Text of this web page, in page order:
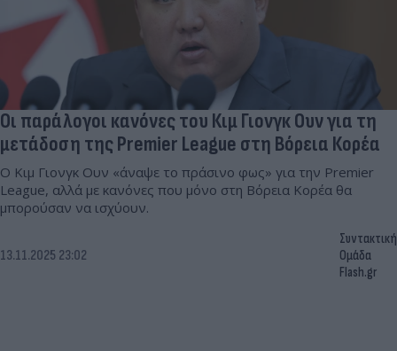
Οι παράλογοι κανόνες του Κιμ Γιονγκ Ουν για τη
μετάδοση της Premier League στη Βόρεια Κορέα
Ο Κιμ Γιονγκ Ουν «άναψε το πράσινο φως» για την Premier
League, αλλά με κανόνες που μόνο στη Βόρεια Κορέα θα
μπορούσαν να ισχύουν.
13.11.2025 23:02
Συντακτική
Ομάδα
Flash.gr